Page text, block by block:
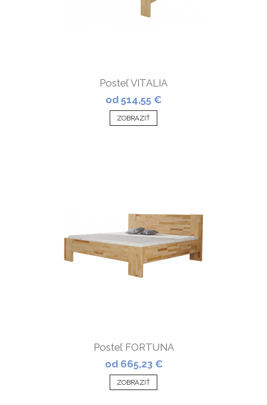
Posteľ VITALIA
od 514,55 €
ZOBRAZIŤ
Posteľ FORTUNA
od 665,23 €
ZOBRAZIŤ